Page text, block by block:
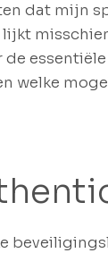
dat mijn
welke